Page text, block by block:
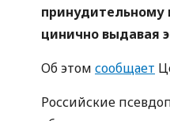
принудительному
цинично выдавая
Об этом сообщает
Российские